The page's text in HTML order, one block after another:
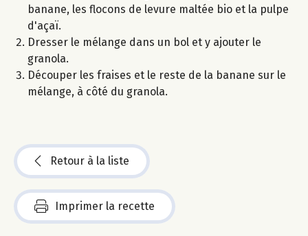
banane, les flocons de levure maltée bio et la pulpe
d'açaï.
Dresser le mélange dans un bol et y ajouter le
granola.
Découper les fraises et le reste de la banane sur le
mélange, à côté du granola.
Retour à la liste
Imprimer la recette